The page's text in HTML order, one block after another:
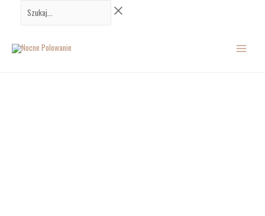
Szukaj...
HIKMICRO